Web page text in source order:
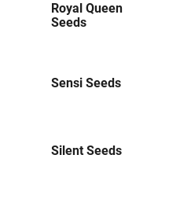
Royal Queen
Seeds
Sensi Seeds
Silent Seeds